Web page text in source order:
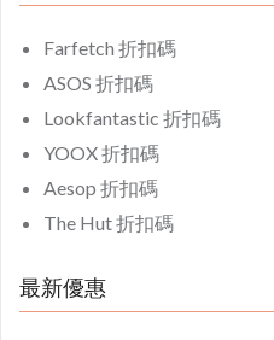
Farfetch 折扣碼
ASOS 折扣碼
Lookfantastic 折扣碼
YOOX 折扣碼
Aesop 折扣碼
The Hut 折扣碼
最新優惠